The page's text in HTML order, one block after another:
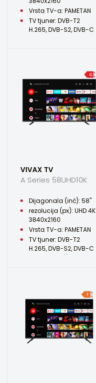
Vrsta TV-a: PAMETAN
TV tjuner: DVB-T2
H.265, DVB-S2, DVB-C
VIVAX TV
A Series 58UHD10K
Dijagonala (inč): 58"
rezolucija (px): UHD 4K
3840x2160
Vrsta TV-a: PAMETAN
TV tjuner: DVB-T2
H.265, DVB-S2, DVB-C